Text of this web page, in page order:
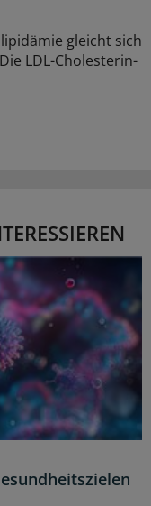
gleicht sich
LDL-Cholesterin-